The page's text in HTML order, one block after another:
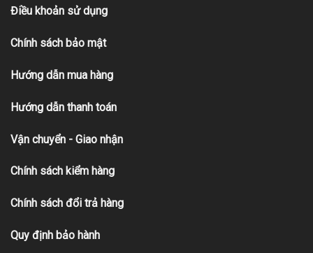
Điều khoản sử dụng
Chính sách bảo mật
Hướng dẫn mua hàng
Hướng dẫn thanh toán
Vận chuyển - Giao nhận
Chính sách kiểm hàng
Chính sách đổi trả hàng
Quy định bảo hành